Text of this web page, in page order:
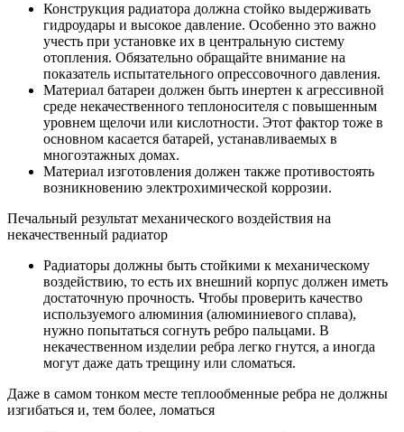
Конструкция радиатора должна стойко выдерживать
гидроудары и высокое давление. Особенно это важно
учесть при установке их в центральную систему
отопления. Обязательно обращайте внимание на
показатель испытательного опрессовочного давления.
Материал батареи должен быть инертен к агрессивной
среде некачественного теплоносителя с повышенным
уровнем щелочи или кислотности. Этот фактор тоже в
основном касается батарей, устанавливаемых в
многоэтажных домах.
Материал изготовления должен также противостоять
возникновению электрохимической коррозии.
Печальный результат механического воздействия на
некачественный радиатор
Радиаторы должны быть стойкими к механическому
воздействию, то есть их внешний корпус должен иметь
достаточную прочность. Чтобы проверить качество
используемого алюминия (алюминиевого сплава),
нужно попытаться согнуть ребро пальцами. В
некачественном изделии ребра легко гнутся, а иногда
могут даже дать трещину или сломаться.
Даже в самом тонком месте теплообменные ребра не должны
изгибаться и, тем более, ломаться